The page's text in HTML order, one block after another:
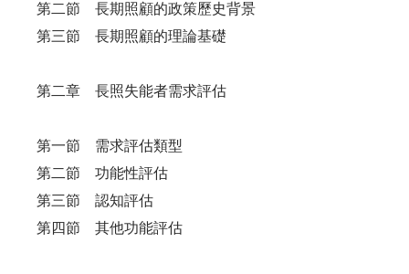
第二節 長期照顧的政策歷史背景
第三節 長期照顧的理論基礎
第二章 長照失能者需求評估
第一節 需求評估類型
第二節 功能性評估
第三節 認知評估
第四節 其他功能評估